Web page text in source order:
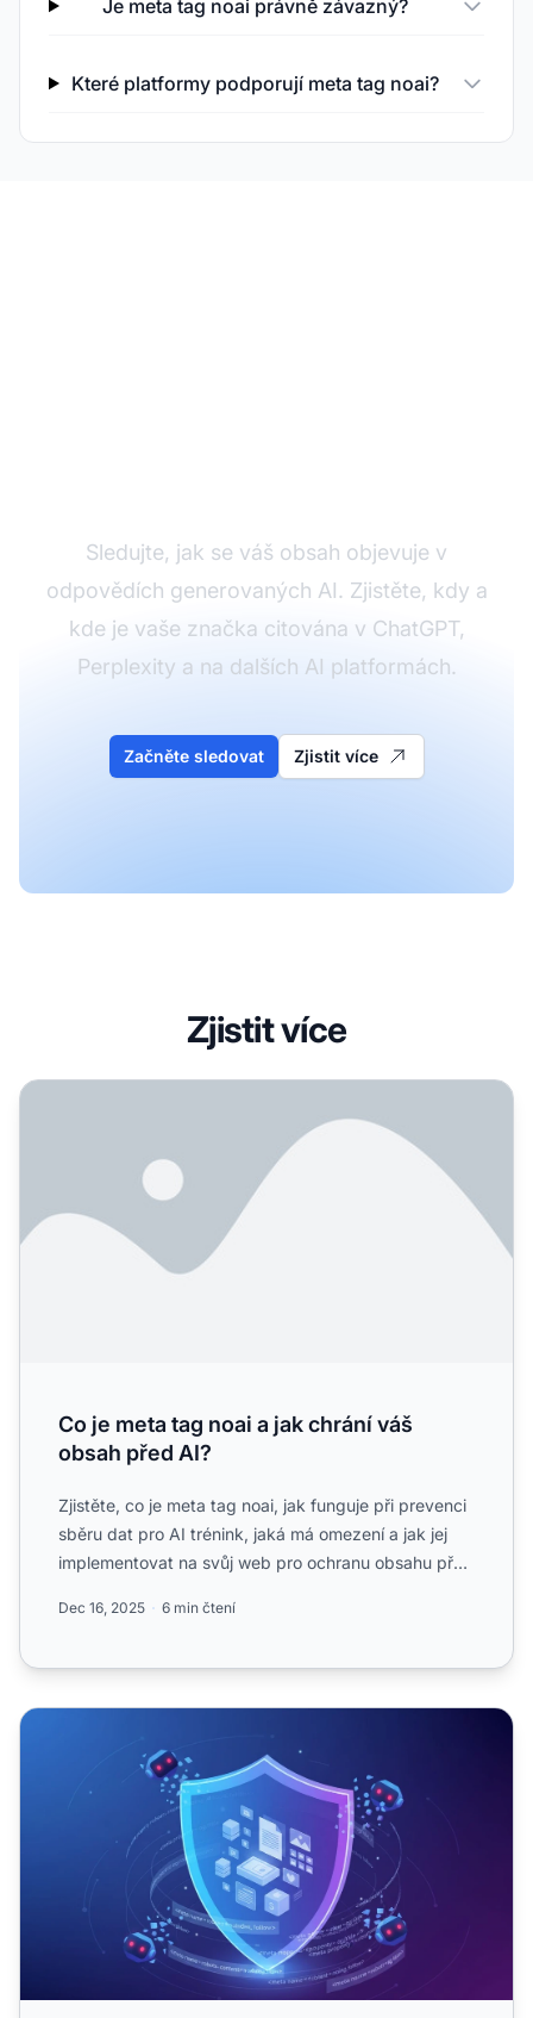
Je meta tag noai právně závazný?
Které platformy podporují meta tag noai?
Sledujte, jak se váš obsah objevuje v
odpovědích generovaných AI. Zjistěte, kdy a
kde je vaše značka citována v ChatGPT,
Perplexity a na dalších AI platformách.
Začněte sledovat Zjistit více
Zjistit více
Co je meta tag noai a jak chrání váš obsah před AI?
Co je meta tag noai a jak chrání váš
obsah před AI?
Zjistěte, co je meta tag noai, jak funguje při prevenci
sběru dat pro AI trénink, jaká má omezení a jak jej
implementovat na svůj web pro ochranu obsahu před
Dec 16, 2025 6 min čtení
NoAI Meta Tag